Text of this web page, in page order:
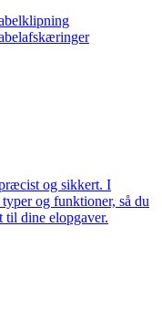
og sikkert. I
og funktioner, så du
til dine elopgaver.